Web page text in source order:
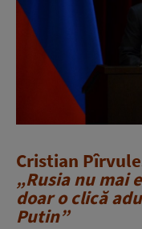
Cristian
„Rusia nu mai
doar o clică
Putin”